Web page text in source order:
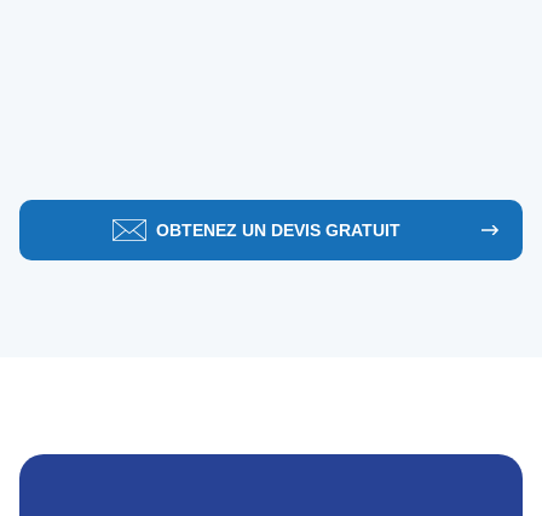
OBTENEZ UN DEVIS GRATUIT